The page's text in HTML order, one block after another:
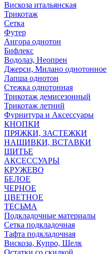
Вискоза итальянская
Трикотаж
Сетка
Футер
Ангора однотон
Бифлекс
Водолаз, Неопрен
Джерси, Милано однотонное
Лапша однотон
Стежка однотонная
Трикотаж демисезонный
Трикотаж летний
Фурнитура и Аксессуары
КНОПКИ
ПРЯЖКИ, ЗАСТЕЖКИ
НАШИВКИ, ВСТАВКИ
ШИТЬЕ
АКСЕССУАРЫ
КРУЖЕВО
БЕЛОЕ
ЧЕРНОЕ
ЦВЕТНОЕ
ТЕСЬМА
Подкладочные материалы
Сетка подкладочная
Тафта подкладочная
Вискоза, Купро, Шелк
Остатки со скидкой